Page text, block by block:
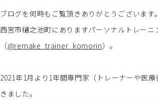
ブログを何時もご覧頂きありがとうございます。
西宮市樋之池町にありますパーソナルトレー
（@remake_trainer_komorin）。
2021年1月より1年間専門家（トレーナーや医
きました。